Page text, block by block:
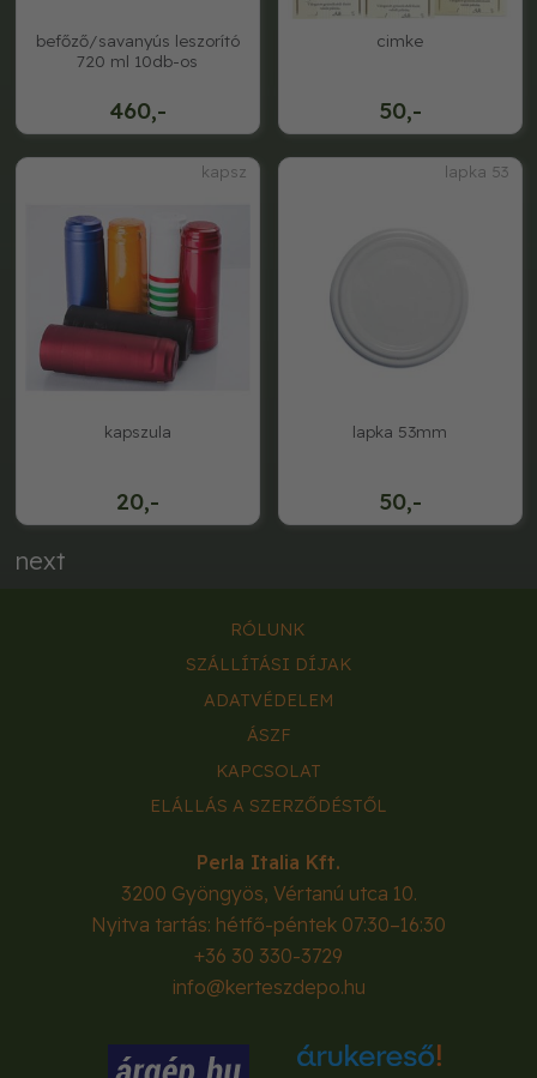
460,-
befőző/savanyús leszorító
720 ml 10db-os
50,-
cimke
kapsz
20,-
kapszula
lapka 53
50,-
lapka 53mm
next
RÓLUNK
SZÁLLÍTÁSI DÍJAK
ADATVÉDELEM
ÁSZF
KAPCSOLAT
ELÁLLÁS A SZERZŐDÉSTŐL
Perla Italia Kft.
3200 Gyöngyös, Vértanú utca 10.
Nyitva tartás: hétfő-péntek 07:30–16:30
+36 30 330-3729
info@kerteszdepo.hu